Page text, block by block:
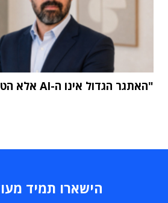
"האתגר הגדול אינו ה-AI אלא הטמעתה בארגון"
הישארו תמיד